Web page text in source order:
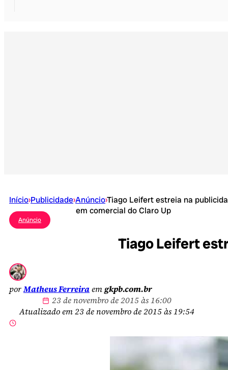
Início›Publicidade›Anúncio›Tiago Leifert estreia na
em comercial do Claro Up
Anúncio
Tiago Leifert
porMatheus Ferreiraemgkpb.com.br
23 de novembro de 2015 às 16:00
Atualizado em 23 de novembro de 2015 às 19:54